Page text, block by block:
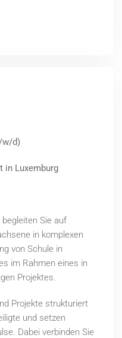
w/d)
in Luxemburg
begleiten Sie auf
in komplexen
von Schule in
im Rahmen eines in
Projektes.
Projekte strukturiert
und setzen
Dabei verbinden Sie